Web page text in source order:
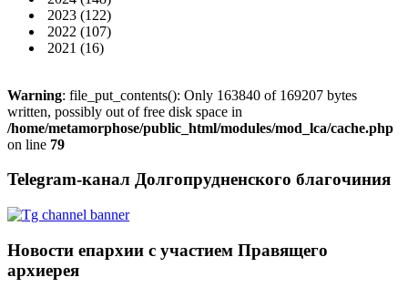
2023 (122)
2022 (107)
2021 (16)
Warning: file_put_contents(): Only 163840 of 169207 bytes
written, possibly out of free disk space in
/home/metamorphose/public_html/modules/mod_lca/cache.php
on line 79
Telegram-канал Долгопрудненского благочиния
Новости епархии с участием Правящего
архиерея